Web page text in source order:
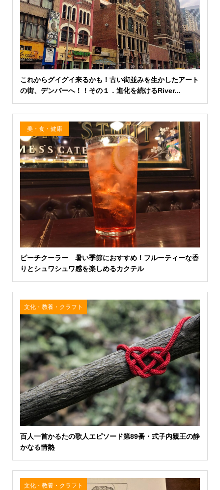
これからグイグイ来るかも！古い街並みを生かしたアート
の街、デンバーへ！！その１．進化を続けるRiver...
美・食・健康
ピーチクーラー 暑い季節におすすめ！フルーティーな香
りとシュワシュワ感を楽しめるカクテル
文化・教養・クラフト
百人一首かるたの歌人エピソード第89番・式子内親王の静
かなる情熱
文化・教養・クラフト